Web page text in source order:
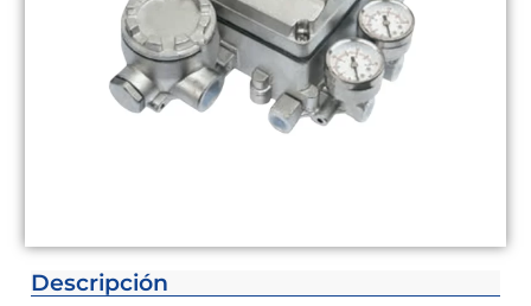
Descripción